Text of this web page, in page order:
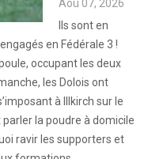
Aoû 07, 2026
Ils sont en
en Fédérale 3 !
occupant les deux
les Dolois ont
à Illkirch sur le
la poudre à domicile
ravir les supporters et